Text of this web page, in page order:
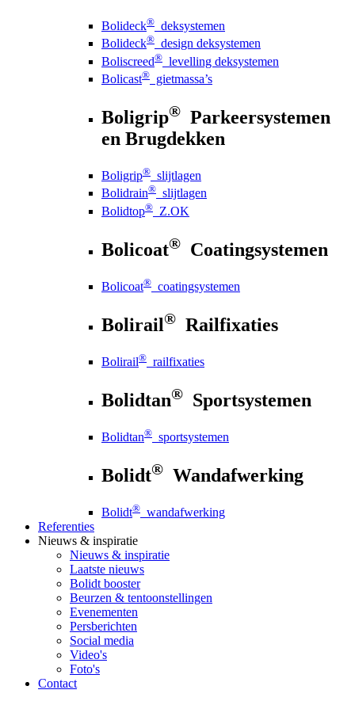
Bolideck® deksystemen
Bolideck® design deksystemen
Boliscreed® levelling deksystemen
Bolicast® gietmassa’s
Boligrip® Parkeersystemen
en Brugdekken
Boligrip® slijtlagen
Bolidrain® slijtlagen
Bolidtop® Z.OK
Bolicoat® Coatingsystemen
Bolicoat® coatingsystemen
Bolirail® Railfixaties
Bolirail® railfixaties
Bolidtan® Sportsystemen
Bolidtan® sportsystemen
Bolidt® Wandafwerking
Bolidt® wandafwerking
Referenties
Nieuws & inspiratie
Nieuws & inspiratie
Laatste nieuws
Bolidt booster
Beurzen & tentoonstellingen
Evenementen
Persberichten
Social media
Video's
Foto's
Contact